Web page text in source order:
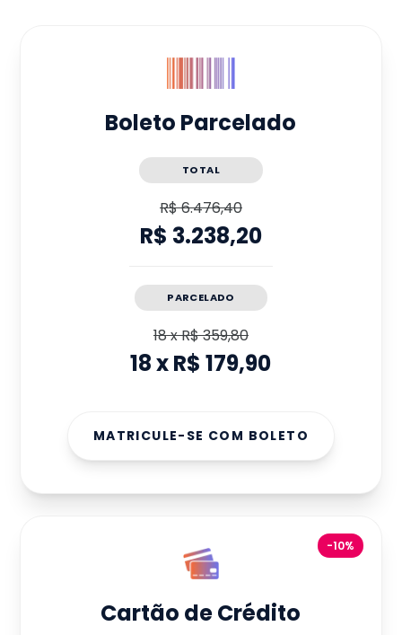
Boleto Parcelado
TOTAL
R$ 6.476,40
R$ 3.238,20
PARCELADO
18xR$ 359,80
18xR$ 179,90
MATRICULE-SE COM BOLETO
-10%
Cartão de Crédito